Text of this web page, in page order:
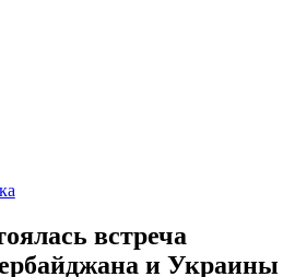
встреча
и Украины